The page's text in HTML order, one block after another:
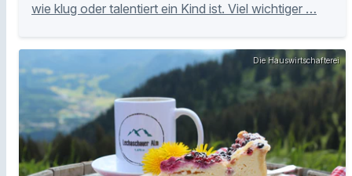
wie klug oder talentiert ein Kind ist. Viel wichtiger …
Die Hauswirtschafterei